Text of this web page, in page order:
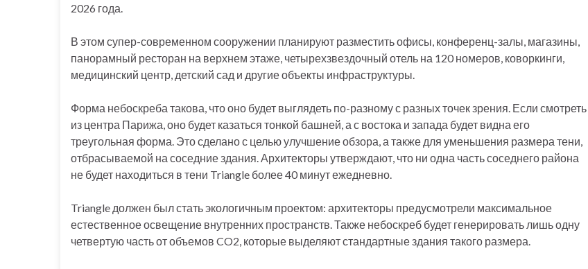
2026 года.
В этом супер-современном сооружении планируют разместить офисы, конференц-залы, магазины,
панорамный ресторан на верхнем этаже, четырехзвездочный отель на 120 номеров, коворкинги,
медицинский центр, детский сад и другие объекты инфраструктуры.
Форма небоскреба такова, что оно будет выглядеть по-разному с разных точек зрения. Если смотреть
из центра Парижа, оно будет казаться тонкой башней, а с востока и запада будет видна его
треугольная форма. Это сделано с целью улучшение обзора, а также для уменьшения размера тени,
отбрасываемой на соседние здания. Архитекторы утверждают, что ни одна часть соседнего района
не будет находиться в тени Triangle более 40 минут ежедневно.
Triangle должен был стать экологичным проектом: архитекторы предусмотрели максимальное
естественное освещение внутренних пространств. Также небоскреб будет генерировать лишь одну
четвертую часть от объемов CO2, которые выделяют стандартные здания такого размера.